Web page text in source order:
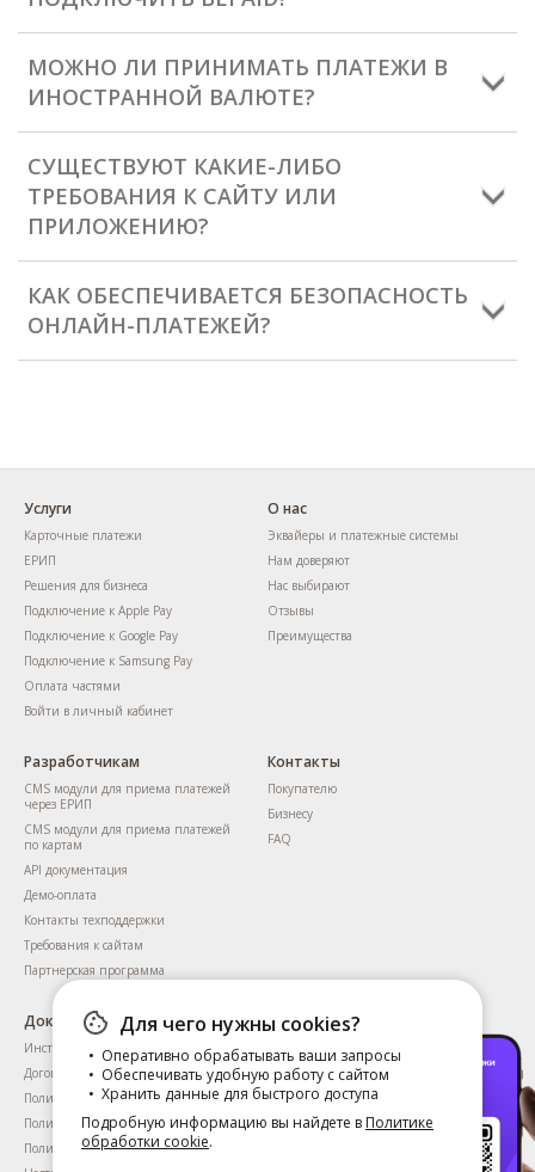
МОЖНО ЛИ ПРИНИМАТЬ ПЛАТЕЖИ В
ИНОСТРАННОЙ ВАЛЮТЕ?
СУЩЕСТВУЮТ КАКИЕ-ЛИБО
ТРЕБОВАНИЯ К САЙТУ ИЛИ
ПРИЛОЖЕНИЮ?
КАК ОБЕСПЕЧИВАЕТСЯ БЕЗОПАСНОСТЬ
ОНЛАЙН-ПЛАТЕЖЕЙ?
Услуги
Карточные платежи
ЕРИП
Решения для бизнеса
Подключение к Apple Pay
Подключение к Google Pay
Подключение к Samsung Pay
Оплата частями
Войти в личный кабинет
О нас
Эквайеры и платежные системы
Нам доверяют
Нас выбирают
Отзывы
Преимущества
Разработчикам
CMS модули для приема платежей
через ЕРИП
CMS модули для приема платежей
по картам
API документация
Демо-оплата
Контакты техподдержки
Требования к сайтам
Партнерская программа
Контакты
Покупателю
Бизнесу
FAQ
Документы
Инструкция для пользователей
Договоры
Политика приватности
Политика обработки cookie
Политика приватности сервиса KYC
Для чего нужны cookies?
Оперативно обрабатывать ваши запросы
Обеспечивать удобную работу с сайтом
Хранить данные для быстрого доступа
Подробную информацию вы найдете в Политике
обработки cookie.